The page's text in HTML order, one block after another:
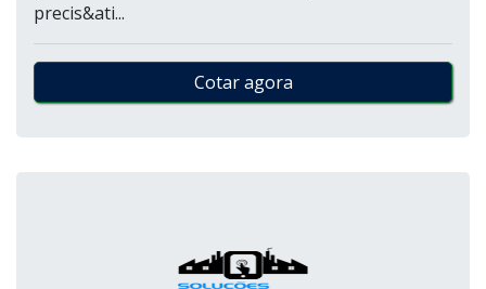
precis&ati...
Cotar agora